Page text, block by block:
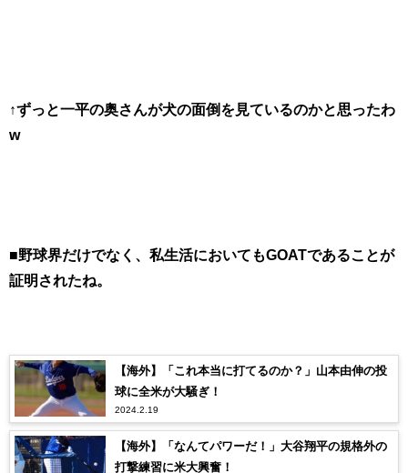
↑ずっと一平の奥さんが犬の面倒を見ているのかと思ったわ
w
■野球界だけでなく、私生活においてもGOATであることが
証明されたね。
【海外】「これ本当に打てるのか？」山本由伸の投
球に全米が大騒ぎ！
2024.2.19
【海外】「なんてパワーだ！」大谷翔平の規格外の
打撃練習に米大興奮！